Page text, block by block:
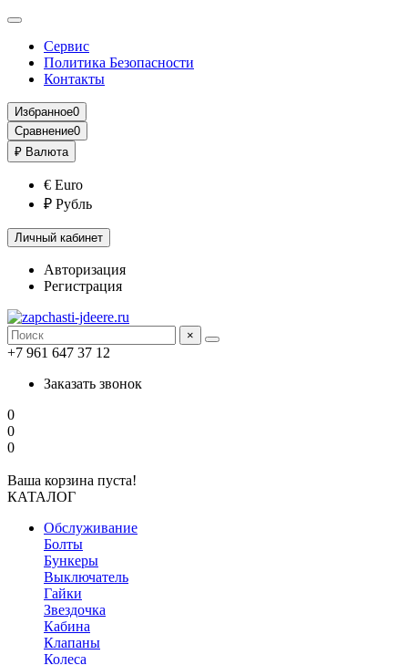
Сервис
Политика Безопасности
Контакты
Избранное0
Сравнение0
₽ Валюта
€ Euro
₽ Рубль
Личный кабинет
Авторизация
Регистрация
×
+7 961 647 37 12
Заказать звонок
0
0
0
Ваша корзина пуста!
КАТАЛОГ
Обслуживание
Болты
Бункеры
Выключатель
Гайки
Звездочка
Кабина
Клапаны
Колеса